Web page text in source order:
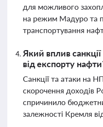
для можливого
на режим Мадуро та
транспортування
Який вплив
від експорту
Санкції та атаки на
скорочення доходів
спричинило
залежності Кремля